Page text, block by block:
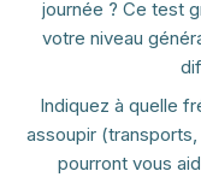
journée ? Ce test
votre niveau
Indiquez à quelle
assoupir
pourront vous